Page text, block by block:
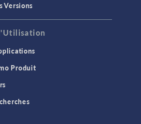
Versions
Produit